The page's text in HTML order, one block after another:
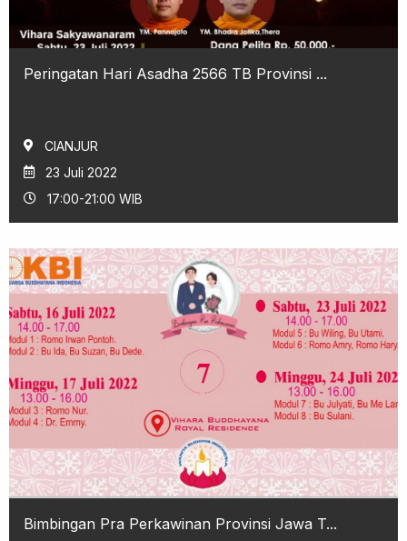
Peringatan Hari Asadha 2566 TB Provinsi ...
CIANJUR
23 Juli 2022
17:00-21:00 WIB
Bimbingan Pra Perkawinan Provinsi Jawa T...